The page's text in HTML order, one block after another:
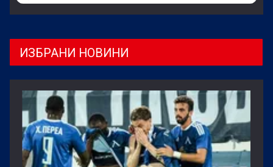
ИЗБРАНИ НОВИНИ